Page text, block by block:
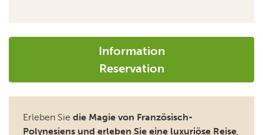
Information
Reservation
Erleben Sie die Magie von Französisch-
Polynesiens und erleben Sie eine luxuriöse Reise,